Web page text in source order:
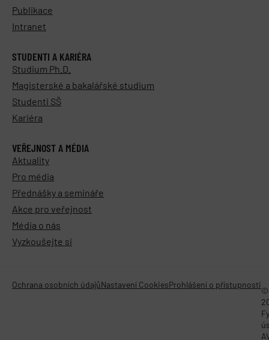
Publikace
Intranet
STUDENTI A KARIÉRA
Studium Ph.D.
Magisterské a bakalářské studium
Studenti SŠ
Kariéra
VEŘEJNOST A MÉDIA
Aktuality
Pro média
Přednášky a semináře
Akce pro veřejnost
Média o nás
Vyzkoušejte si
©
Ochrana osobních údajůNastavení CookiesProhlášení o přístupnosti